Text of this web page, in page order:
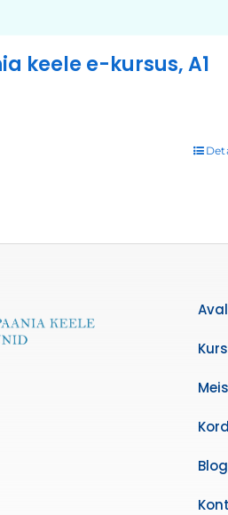
keele e-kursus, A1